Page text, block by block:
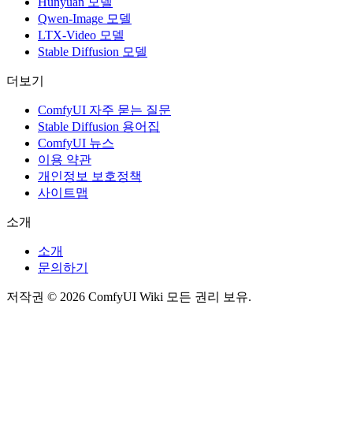
Qwen-Image 모델
LTX-Video 모델
Stable Diffusion 모델
더보기
ComfyUI 자주 묻는 질문
Stable Diffusion 용어집
ComfyUI 뉴스
이용 약관
개인정보 보호정책
사이트맵
소개
소개
문의하기
저작권 © 2026 ComfyUI Wiki 모든 권리 보유.